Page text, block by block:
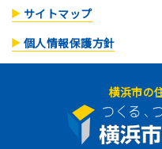
サイトマップ
個人情報保護方針
横浜市の